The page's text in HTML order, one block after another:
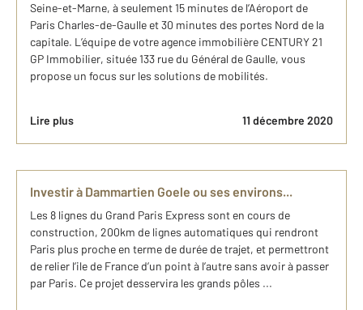
Seine-et-Marne, à seulement 15 minutes de l’Aéroport de
Paris Charles-de-Gaulle et 30 minutes des portes Nord de la
capitale. L’équipe de votre agence immobilière CENTURY 21
GP Immobilier, située 133 rue du Général de Gaulle, vous
propose un focus sur les solutions de mobilités.
Lire plus 11 décembre 2020
Investir à Dammartien Goele ou ses environs...
Les 8 lignes du Grand Paris Express sont en cours de
construction, 200km de lignes automatiques qui rendront
Paris plus proche en terme de durée de trajet, et permettront
de relier l’ile de France d’un point à l’autre sans avoir à passer
par Paris. Ce projet desservira les grands pôles ...